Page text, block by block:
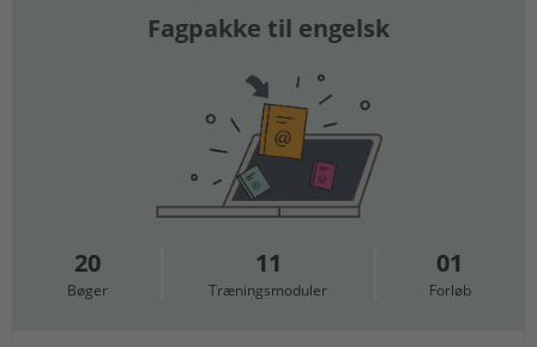
Fagpakke til engelsk
20
Bøger
11
Træningsmoduler
01
Forløb